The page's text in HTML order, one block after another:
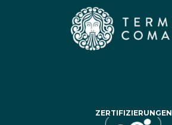
ZERTIFIZIERUNGEN